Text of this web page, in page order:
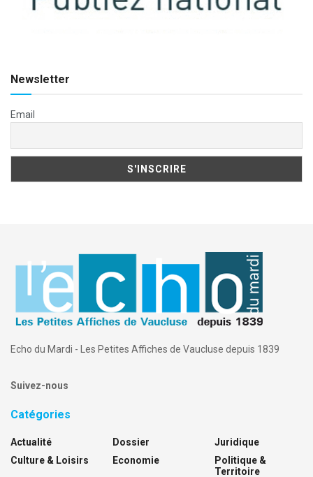
Newsletter
Email
Echo du Mardi - Les Petites Affiches de Vaucluse depuis 1839
Suivez-nous
Catégories
Actualité
Culture & Loisirs
Dossier
Economie
Juridique
Politique &
Territoire